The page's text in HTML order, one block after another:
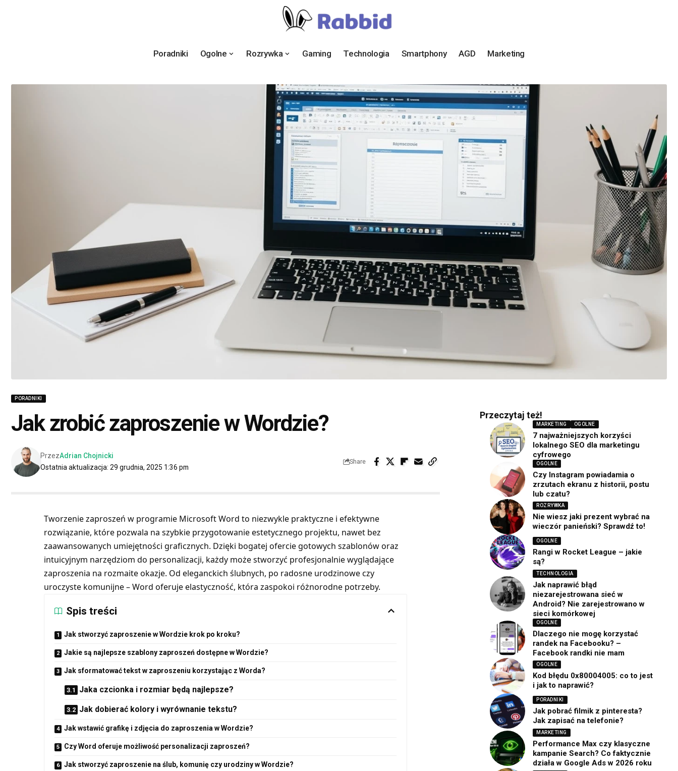
Poradniki Ogolne Rozrywka Gaming Technologia Smartphony AGD Marketing
PORADNIKI
Jak zrobić zaproszenie w Wordzie?
Ostatnia aktualizacja: 29 grudnia, 2025 1:36 pm
PrzezAdrian Chojnicki
Share
Tworzenie zaproszeń w programie Microsoft Word to niezwykle praktyczne i efektywne
rozwiązanie, które pozwala na szybkie przygotowanie estetycznego projektu, nawet bez
zaawansowanych umiejętności graficznych. Dzięki bogatej ofercie gotowych szablonów oraz
intuicyjnym narzędziom do personalizacji, każdy może stworzyć profesjonalnie wyglądające
zaproszenia na rozmaite okazje. Od eleganckich ślubnych, po radosne urodzinowe czy
uroczyste komunijne – Word oferuje elastyczność, która zaspokoi różnorodne potrzeby.
Spis treści
Jak stworzyć zaproszenie w Wordzie krok po kroku?
Jakie są najlepsze szablony zaproszeń dostępne w Wordzie?
Jak sformatować tekst w zaproszeniu korzystając z Worda?
Jaka czcionka i rozmiar będą najlepsze?
Jak dobierać kolory i wyrównanie tekstu?
Jak wstawić grafikę i zdjęcia do zaproszenia w Wordzie?
Czy Word oferuje możliwość personalizacji zaproszeń?
Jak stworzyć zaproszenie na ślub, komunię czy urodziny w Wordzie?
Przeczytaj też!
MARKETING OGOLNE
7 najważniejszych korzyści
lokalnego SEO dla marketingu
cyfrowego
OGOLNE
Czy Instagram powiadamia o
zrzutach ekranu z historii, postu
lub czatu?
ROZRYWKA
Nie wiesz jaki prezent wybrać na
wieczór panieński? Sprawdź to!
OGOLNE
Rangi w Rocket League – jakie
są?
TECHNOLOGIA
Jak naprawić błąd
niezarejestrowana sieć w
Android? Nie zarejestrowano w
sieci komórkowej
OGOLNE
Dlaczego nie mogę korzystać
randek na Facebooku? –
Facebook randki nie mam
OGOLNE
Kod błędu 0x80004005: co to jest
i jak to naprawić?
PORADNIKI
Jak pobrać filmik z pinteresta?
Jak zapisać na telefonie?
MARKETING
Performance Max czy klasyczne
kampanie Search? Co faktycznie
działa w Google Ads w 2026 roku